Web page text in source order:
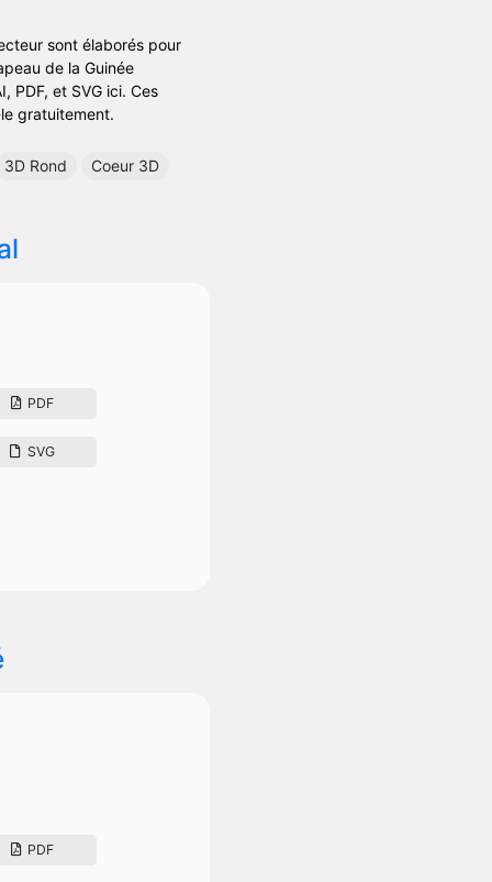
sont élaborés pour
de la Guinée
PDF, et SVG ici. Ces
gratuitement.
3D Rond Coeur 3D
PDF
SVG
PDF